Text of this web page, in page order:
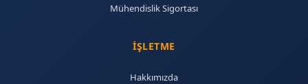
Mühendislik Sigortası
İŞLETME
Hakkımızda